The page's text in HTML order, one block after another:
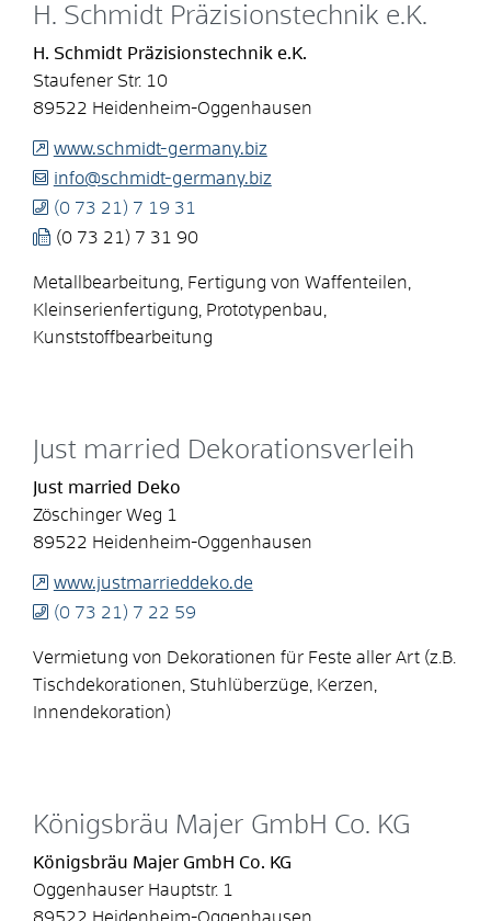
H. Schmidt Präzisionstechnik e.K.
H. Schmidt Präzisionstechnik e.K.
Staufener Str. 10
89522 Heidenheim-Oggenhausen
www.schmidt-germany.biz
info@schmidt-germany.biz
(0 73 21) 7 19 31
(0 73 21) 7 31 90
Metallbearbeitung, Fertigung von Waffenteilen,
Kleinserienfertigung, Prototypenbau,
Kunststoffbearbeitung
Just married Dekorationsverleih
Just married Deko
Zöschinger Weg 1
89522 Heidenheim-Oggenhausen
www.justmarrieddeko.de
(0 73 21) 7 22 59
Vermietung von Dekorationen für Feste aller Art (z.B.
Tischdekorationen, Stuhlüberzüge, Kerzen,
Innendekoration)
Königsbräu Majer GmbH Co. KG
Königsbräu Majer GmbH Co. KG
Oggenhauser Hauptstr. 1
89522 Heidenheim-Oggenhausen